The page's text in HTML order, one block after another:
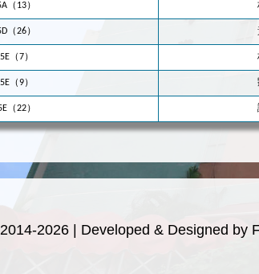
（13）
（26）
5E（7）
5E（9）
（22）
2026 | Developed & Designed by